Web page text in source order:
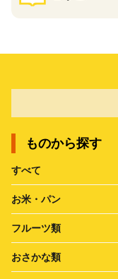
ものから探す
すべて
お米・パン
フルーツ類
おさかな類